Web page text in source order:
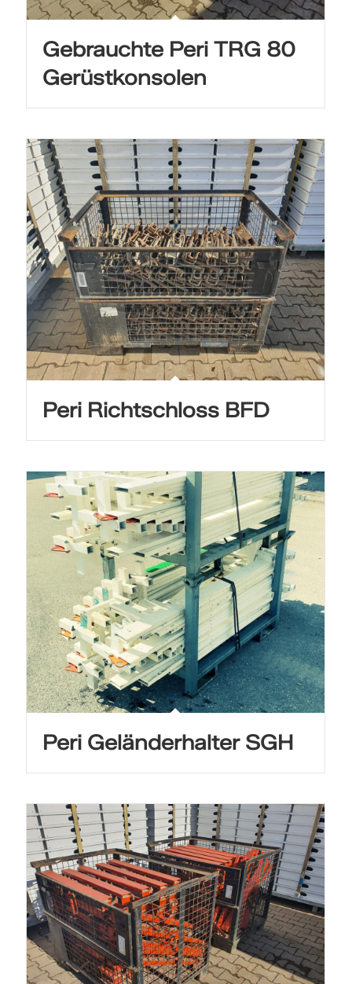
Gebrauchte Peri TRG 80
Gerüstkonsolen
Peri Richtschloss BFD
Peri Geländerhalter SGH